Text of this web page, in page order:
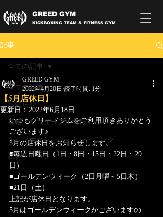
GREED GYM
KICKBOXING TEAM & FITNESS GYM
記事
全ての記事
お知らせ
移転・リニューアル情報
キックボクシング・トレーニング
試合・イベント
全ての記事
【5月店休日】
GREED GYM
2022年4月20日 読了時間: 1分
更新日：2022年6月18日
いつもグリードジムをご利用頂きありがとう
ございます♪
5月の店休日をお知らせします。
■毎週日曜日（1日・8日・15日・22日・29
日）
■ゴールデンウィーク（2日月曜～5日木）
■21日（土）
上記が店休日となります。
5月はゴールデンウィークがございますの